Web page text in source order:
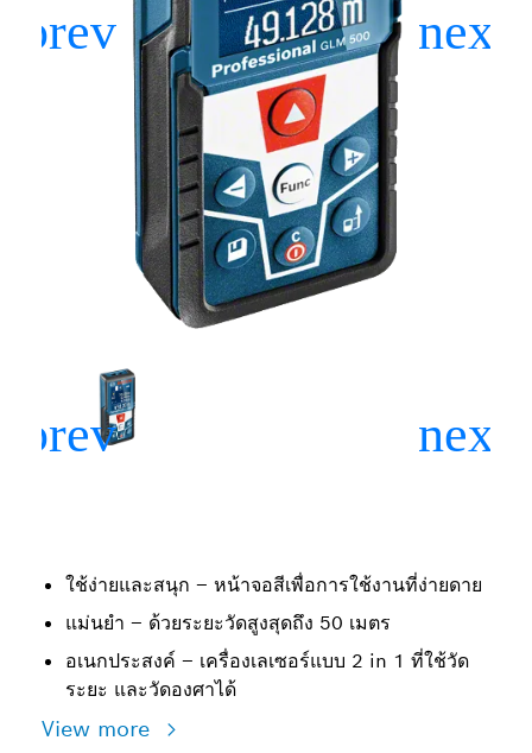
ใช้ง่ายและสนุก – หน้าจอสีเพื่อการใช้งานที่ง่ายดาย
แม่นยำ – ด้วยระยะวัดสูงสุดถึง 50 เมตร
อเนกประสงค์ – เครื่องเลเซอร์แบบ 2 in 1 ที่ใช้วัด
ระยะ และวัดองศาได้
View more